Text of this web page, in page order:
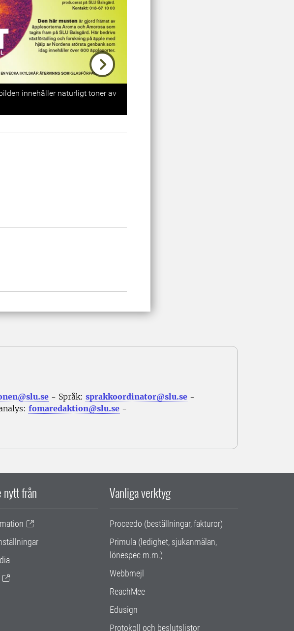
innehåller naturligt toner av
- Språk: sprakkoordinator@slu.se -
fomaredaktion@slu.se -
nytt från Vanliga verktyg
Proceedo (beställningar, fakturor)
Primula (ledighet, sjukanmälan,
lönespec m.m.)
Webbmejl
ReachMee
Edusign
Protokoll och beslutslistor